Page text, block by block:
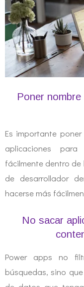
Poner
Es importante
aplicaciones
fácilmente dentro de
de desarrollador
hacerse más
No sacar
Power apps no
búsquedas, sino